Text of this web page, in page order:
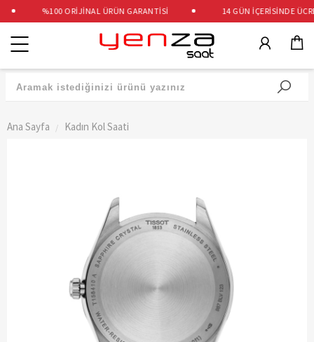
%100 ORİJİNAL ÜRÜN GARANTİSİ 14 GÜN İÇERİSİNDE
Kategoriler
Ana Sayfa Kadın Kol Saati